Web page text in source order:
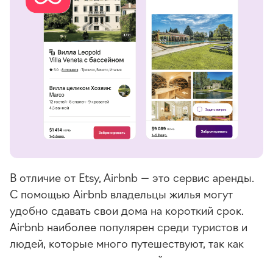
В отличие от Etsy, Airbnb — это сервис аренды.
С помощью Airbnb владельцы жилья могут
удобно сдавать свои дома на короткий срок.
Airbnb наиболее популярен среди туристов и
людей, которые много путешествуют, так как